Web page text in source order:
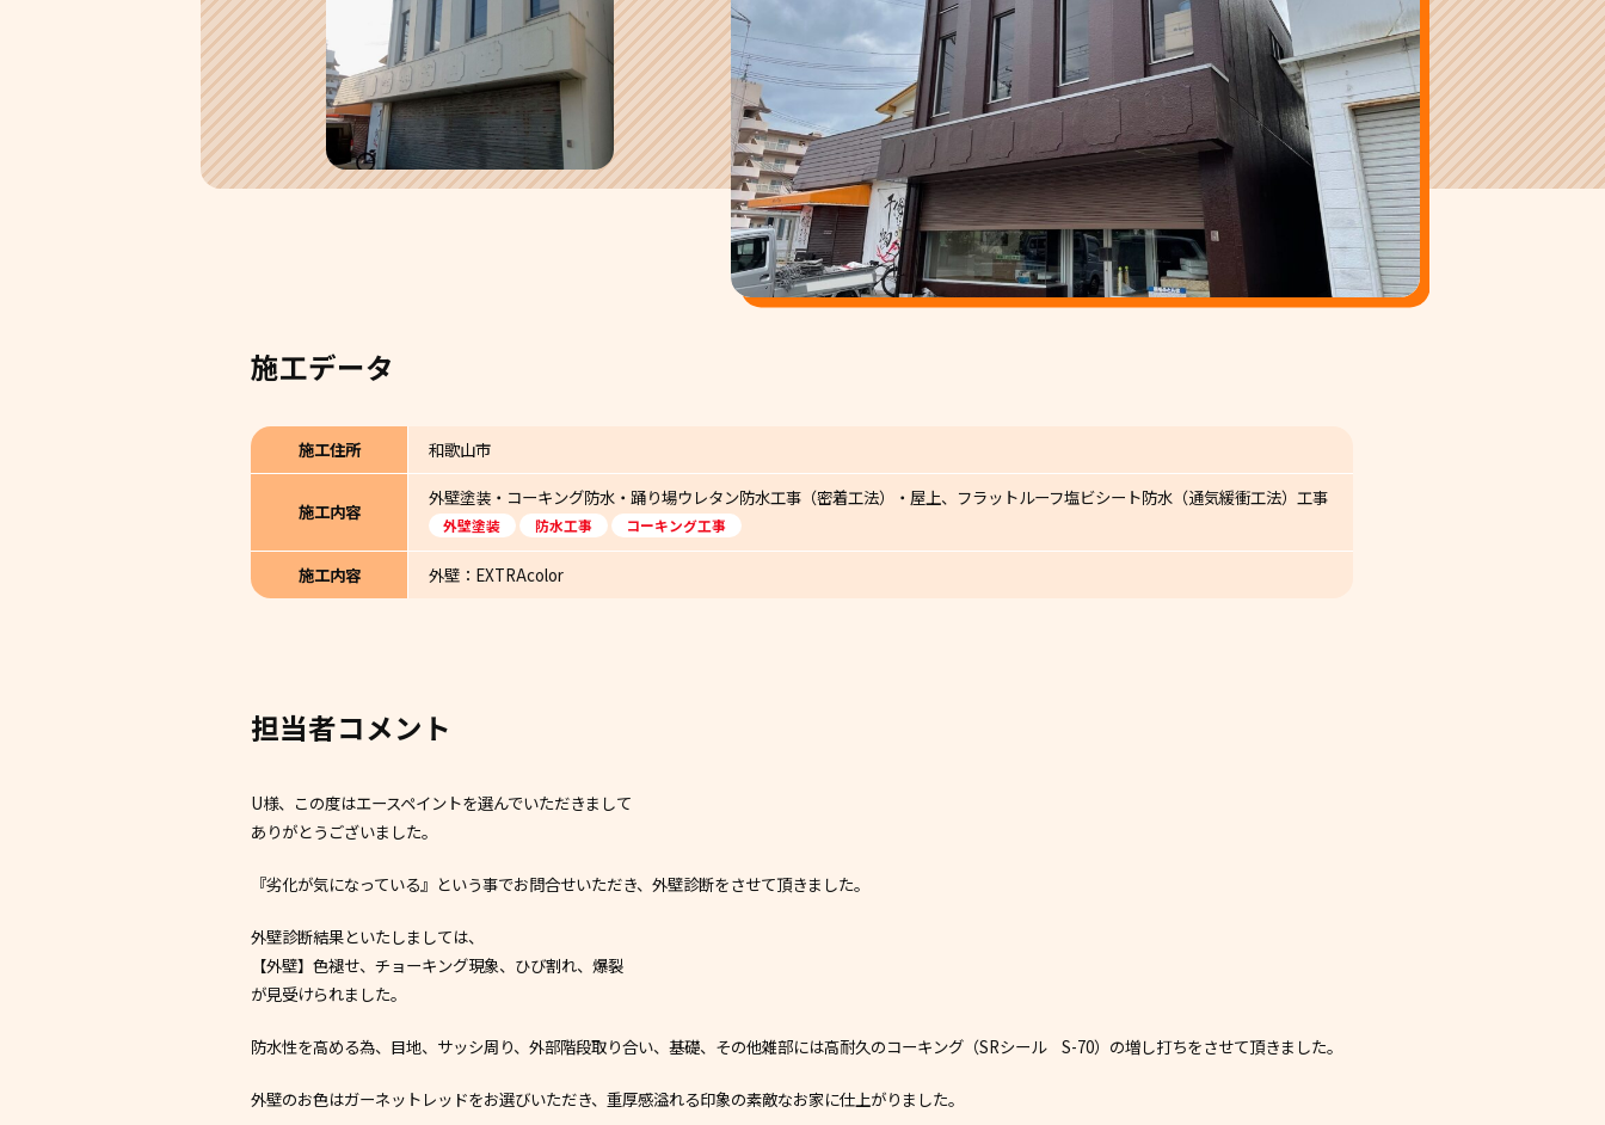
施工データ
施工住所 和歌山市
施工内容
外壁塗装・コーキング防水・踊り場ウレタン防水工事（密着工法）・屋上、フラットルーフ塩ビシート防水（通気緩衝工法）工事
外壁塗装 防水工事 コーキング工事
施工内容 外壁：EXTRAcolor
担当者コメント
U様、この度はエースペイントを選んでいただきまして
ありがとうございました。
『劣化が気になっている』という事でお問合せいただき、外壁診断をさせて頂きました。
外壁診断結果といたしましては、
【外壁】色褪せ、チョーキング現象、ひび割れ、爆裂
が見受けられました。
防水性を高める為、目地、サッシ周り、外部階段取り合い、基礎、その他雑部には高耐久のコーキング（SRシール S-70）の増し打ちをさせて頂きました。
外壁のお色はガーネットレッドをお選びいただき、重厚感溢れる印象の素敵なお家に仕上がりました。